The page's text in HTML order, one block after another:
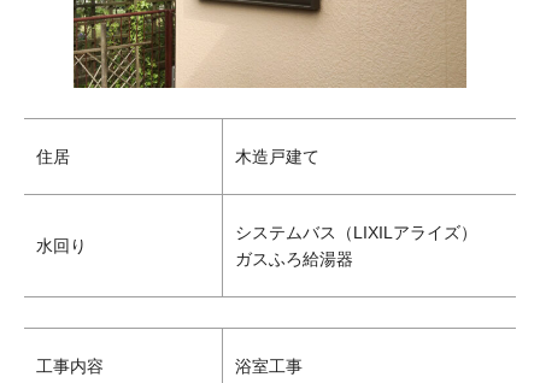
住居 木造戸建て
水回り
システムバス（LIXILアライズ）
ガスふろ給湯器
工事内容 浴室工事